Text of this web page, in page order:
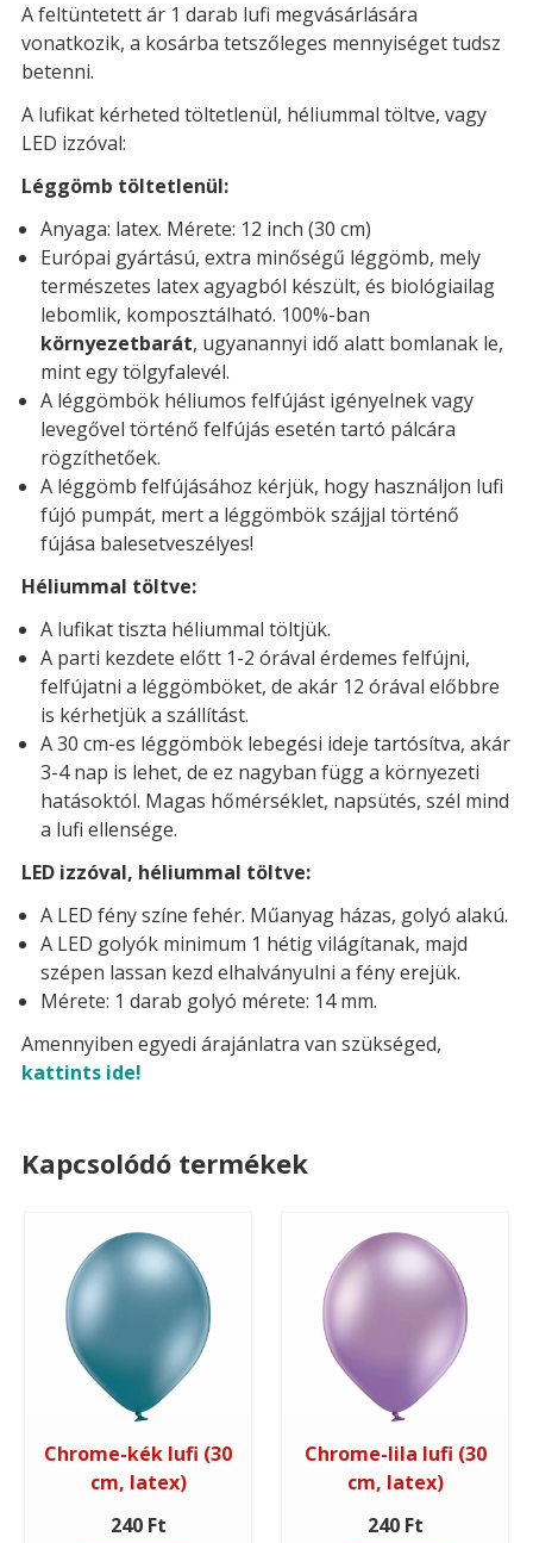
A feltüntetett ár 1 darab lufi megvásárlására
vonatkozik, a kosárba tetszőleges mennyiséget tudsz
betenni.
A lufikat kérheted töltetlenül, héliummal töltve, vagy
LED izzóval:
Léggömb töltetlenül:
Anyaga: latex. Mérete: 12 inch (30 cm)
Európai gyártású, extra minőségű léggömb, mely
természetes latex agyagból készült, és biológiailag
lebomlik, komposztálható. 100%-ban
környezetbarát, ugyanannyi idő alatt bomlanak le,
mint egy tölgyfalevél.
A léggömbök héliumos felfújást igényelnek vagy
levegővel történő felfújás esetén tartó pálcára
rögzíthetőek.
A léggömb felfújásához kérjük, hogy használjon lufi
fújó pumpát, mert a léggömbök szájjal történő
fújása balesetveszélyes!
Héliummal töltve:
A lufikat tiszta héliummal töltjük.
A parti kezdete előtt 1-2 órával érdemes felfújni,
felfújatni a léggömböket, de akár 12 órával előbbre
is kérhetjük a szállítást.
A 30 cm-es léggömbök lebegési ideje tartósítva, akár
3-4 nap is lehet, de ez nagyban függ a környezeti
hatásoktól. Magas hőmérséklet, napsütés, szél mind
a lufi ellensége.
LED izzóval, héliummal töltve:
A LED fény színe fehér. Műanyag házas, golyó alakú.
A LED golyók minimum 1 hétig világítanak, majd
szépen lassan kezd elhalványulni a fény erejük.
Mérete: 1 darab golyó mérete: 14 mm.
Amennyiben egyedi árajánlatra van szükséged,
kattints ide!
Kapcsolódó termékek
Chrome-kék lufi (30
cm, latex)
240 Ft
Chrome-lila lufi (30
cm, latex)
240 Ft